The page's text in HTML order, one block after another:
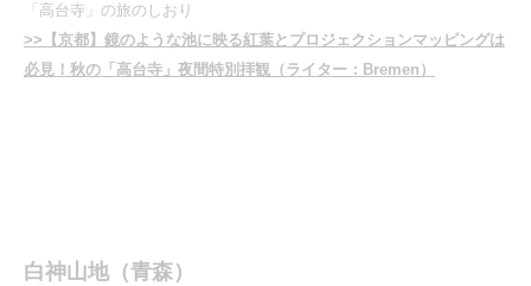
「高台寺」の旅のしおり
>>【京都】鏡のような池に映る紅葉とプロジェクションマッピングは
必見！秋の「高台寺」夜間特別拝観（ライター：Bremen）
白神山地（青森）